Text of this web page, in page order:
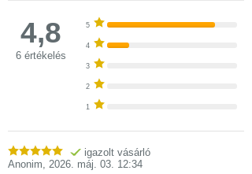
4,8
6 értékelés
5
4
3
2
1
igazolt vásárló
Anonim, 2026. máj. 03. 12:34